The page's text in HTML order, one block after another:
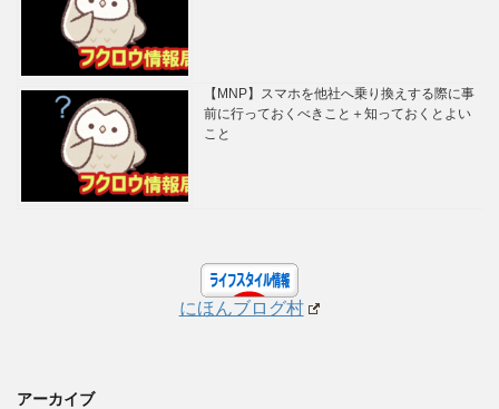
【MNP】スマホを他社へ乗り換えする際に事
前に行っておくべきこと＋知っておくとよい
こと
にほんブログ村
アーカイブ